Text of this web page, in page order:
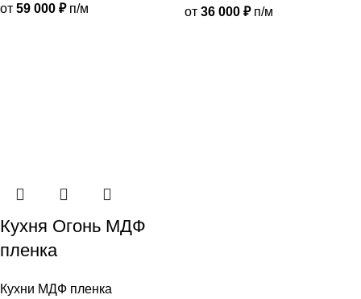
от 59 000 ₽п/м
от 36 000 ₽п/м
Кухня Огонь МДФ
пленка
Кухни МДФ пленка